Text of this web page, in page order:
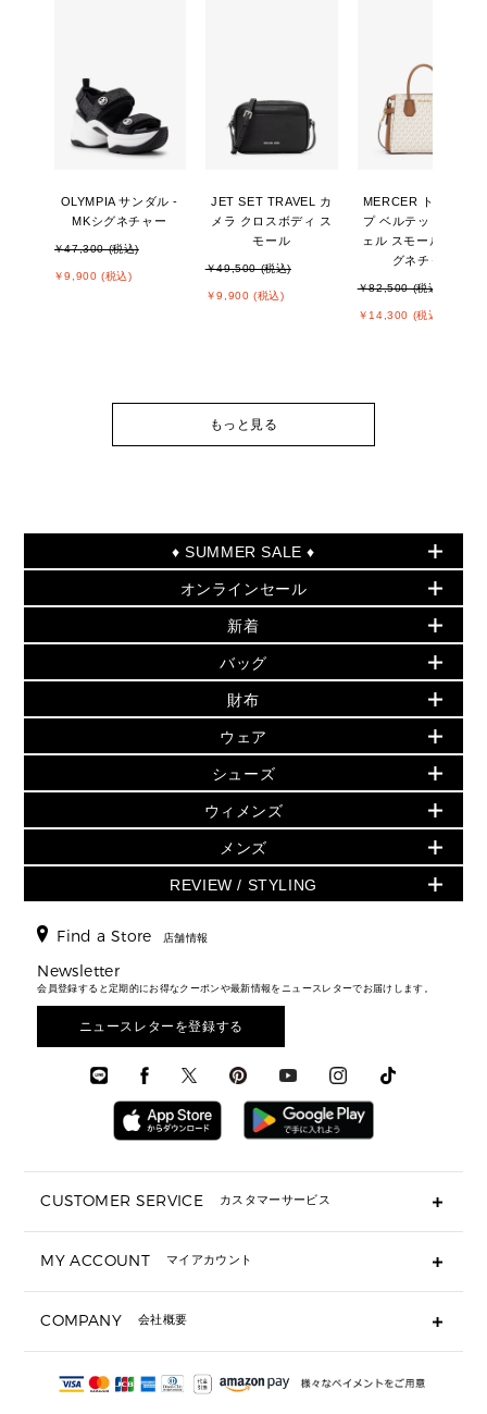
OLYMPIA サンダル -
MKシグネチャー
￥47,300 (税込)
￥9,900 (税込)
JET SET TRAVEL カ
メラ クロスボディ ス
モール
￥49,500 (税込)
￥9,900 (税込)
MERCER トップジッ
プ ベルテッド サッチ
ェル スモール - MKシ
グネチャー
￥82,500 (税込)
￥14,300 (税込)
もっと見る
♦ SUMMER SALE ♦
セールおすすめアイテム
▶ ウィメンズ
バッグ
小物
シューズ・靴
ウェア
アクセサリー
時計
▶ メンズ
バッグ
ウェア
アクセサリー
オンラインセール
PRODUCT OF THE MONTH - 今月の特別価格
再値下げアイテム
追加アイテム
▶ ウィメンズすべて(ウェア・シューズ除く)
バッグ
財布・小物
ウェア
シューズ
時計・ジュエリー
アクセサリー
メンズ バッグ
メンズ 財布・小物
メンズ シューズ
メンズ ウェア
メンズ 時計・その他
新着
夏のスタイル
▶ すべて
▶ ウィメンズすべて
財布・小物
アクセサリー
フレグランス
シューズ
▶ メンズすべて
メンズ財布・小物
メンズアクセサリー
メンズウェア
バッグ
人気の定番アイテム
日本限定 - バッグ
▶ ウィメンズすべて
トートバッグ
ショルダーバッグ
クロスボディ・斜め掛け
トラベル
3 IN 1 / 2 IN 1 バッグ
▶ メンズすべて
財布
日本限定 - 財布・小物
▶ ウィメンズすべて
GREENWICH
折り財布(二つ折り・三つ折り)
長財布
▶ メンズすべて
ウェア
▶ ウィメンズすべて
トップス
スカート・パンツ
ジャケット・アウター
▶ メンズすべて
シューズ
▶ ウィメンズすべて
サンダル
スニーカー
▶ メンズすべて
ウィメンズ
人気の定番アイテム
▶ ウィメンズすべて
▶ バッグすべて
通勤・通学アイテム
3 IN 1 バッグ
ミニ財布・フラグメントケース
▶ 小物すべて
定期ケース・カードケース・名刺入れ
スニーカー
メンズ
▶ メンズすべて
財布・小物
時計・ジュエリー
アクセサリー
REVIEW / STYLING
エディターレビュー
Find a Store 店舗情報
Newsletter
会員登録すると定期的にお得なクーポンや最新情報をニュースレターでお届けします。
ニュースレターを登録する
CUSTOMER SERVICE カスタマーサービス
ギフト用にラッピングができますか？
ショッピングバッグを購入商品分送ってもらえますか？
注文後に完了メールが受信できないのですが？
サイズ交換はできますか？
MY ACCOUNT マイアカウント
COMPANY 会社概要
会社概要